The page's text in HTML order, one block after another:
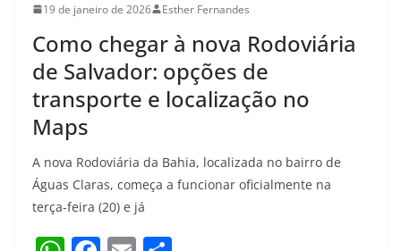
19 de janeiro de 2026 Esther Fernandes
Como chegar à nova Rodoviária
de Salvador: opções de
transporte e localização no
Maps
A nova Rodoviária da Bahia, localizada no bairro de
Águas Claras, começa a funcionar oficialmente na
terça-feira (20) e já